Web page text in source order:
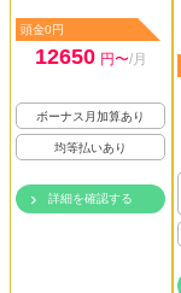
頭金0円
12650 円〜/月
ボーナス月加算あり
均等払いあり
詳細を確認する